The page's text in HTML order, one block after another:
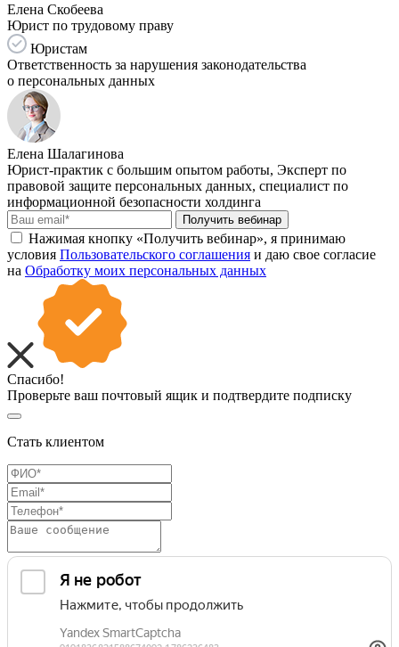
Елена Скобеева
Юрист по трудовому праву
Юристам
Ответственность за нарушения законодательства
о персональных данных
Елена Шалагинова
Юрист-практик с большим опытом работы, Эксперт по
правовой защите персональных данных, специалист по
информационной безопасности холдинга
Получить вебинар
Нажимая кнопку «Получить вебинар», я принимаю
условия Пользовательского соглашения и даю свое согласие
на Обработку моих персональных данных
Спасибо!
Проверьте ваш почтовый ящик и подтвердите подписку
Стать клиентом